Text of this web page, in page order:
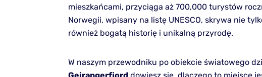
mieszkańcami, przyciąga aż 700,000 turystów
Norwegii, wpisany na listę UNESCO, skrywa nie
również bogatą historię i unikalną przyrodę.
W naszym przewodniku po obiekcie światowego